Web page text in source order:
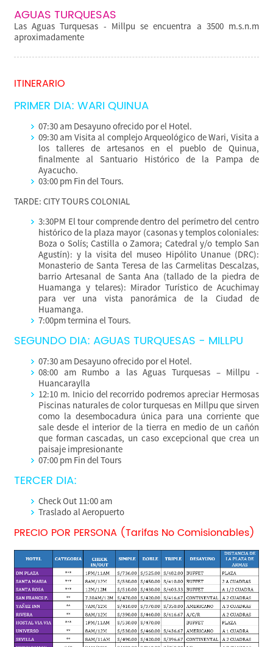
AGUAS TURQUESAS
Las Aguas Turquesas - Millpu se encuentra a 3500 m.s.n.m
aproximadamente
ITINERARIO
PRIMER DIA: WARI QUINUA
07:30 am Desayuno ofrecido por el Hotel.
09:30 am Visita al complejo Arqueológico de Wari, Visita a
los talleres de artesanos en el pueblo de Quinua,
finalmente al Santuario Histórico de la Pampa de
Ayacucho.
03:00 pm Fin del Tours.
TARDE: CITY TOURS COLONIAL
3:30PM El tour comprende dentro del perímetro del centro
histórico de la plaza mayor (casonas y templos coloniales:
Boza o Solís; Castilla o Zamora; Catedral y/o templo San
Agustín): y la visita del museo Hipólito Unanue (DRC):
Monasterio de Santa Teresa de las Carmelitas Descalzas,
barrio Artesanal de Santa Ana (tallado de la piedra de
Huamanga y telares): Mirador Turístico de Acuchimay
para ver una vista panorámica de la Ciudad de
Huamanga.
7:00pm termina el Tours.
SEGUNDO DIA: AGUAS TURQUESAS - MILLPU
07:30 am Desayuno ofrecido por el Hotel.
08:00 am Rumbo a las Aguas Turquesas – Millpu -
Huancaraylla
12:10 m. Inicio del recorrido podremos apreciar Hermosas
Piscinas naturales de color turquesas en Millpu que sirven
como la desembocadura única para una corriente que
sale desde el interior de la tierra en medio de un cañón
que forman cascadas, un caso excepcional que crea un
paisaje impresionante
07:00 pm Fin del Tours
TERCER DIA:
Check Out 11:00 am
Traslado al Aeropuerto
PRECIO POR PERSONA (Tarifas No Comisionables)